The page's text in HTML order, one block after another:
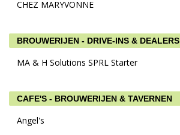
CHEZ MARYVONNE
BROUWERIJEN - DRIVE-INS & DEALERS
MA & H Solutions SPRL Starter
CAFE'S - BROUWERIJEN & TAVERNEN
Angel's